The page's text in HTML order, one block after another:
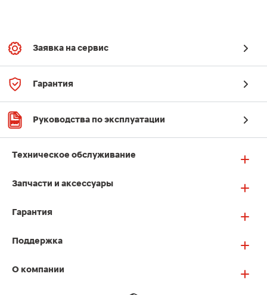
Заявка на сервис
Гарантия
Руководства по эксплуатации
Техническое обслуживание
Запчасти и аксессуары
Гарантия
Поддержка
О компании